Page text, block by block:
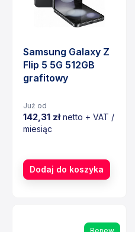
Samsung Galaxy Z
Flip 5 5G 512GB
grafitowy
Już od
142,31 złnetto + VAT /
miesiąc
Dodaj do koszyka